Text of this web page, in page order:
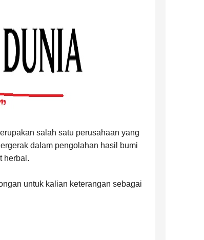
salah satu perusahaan yang
dalam pengolahan hasil bumi
herbal.
untuk kalian keterangan sebagai